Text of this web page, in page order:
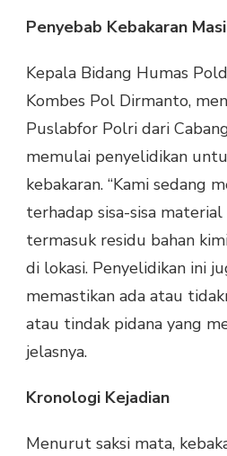
Penyebab Kebakaran
Kepala Bidang Humas
Kombes Pol Dirmanto,
Puslabfor Polri dari
memulai penyelidikan
kebakaran. “Kami sedang
terhadap sisa-sisa
termasuk residu bahan
di lokasi. Penyelidikan ini
memastikan ada atau
atau tindak pidana yang
jelasnya.
Kronologi Kejadian
Menurut saksi mata,